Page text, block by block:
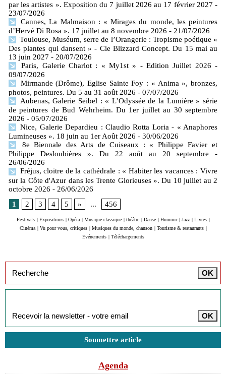
par les artistes ». Exposition du 7 juillet 2026 au 17 février 2027 -
23/07/2026
Cannes, La Malmaison : « Mirages du monde, les peintures
d’Hervé Di Rosa ». 17 juillet au 8 novembre 2026 - 21/07/2026
Toulouse, Muséum, serre de l’Orangerie : Tropisme poétique «
Des plantes qui dansent » - Cie Blizzard Concept. Du 15 mai au
13 juin 2027 - 20/07/2026
Paris, Galerie Charlot : « My1st » - Edition Juillet 2026 -
09/07/2026
Mirmande (Drôme), Eglise Sainte Foy : « Anima », bronzes,
photos, peintures. Du 5 au 31 août 2026 - 07/07/2026
Aubenas, Galerie Seibel : « L’Odyssée de la Lumière » série
de peintures de Bud Wehrheim. Du 1er juillet au 30 septembre
2026 - 05/07/2026
Nice, Galerie Depardieu : Claudio Rotta Loria - « Anaphores
Lumineuses ». 18 juin au 1er Août 2026 - 30/06/2026
8e Biennale des Arts de Cuiseaux : « Philippe Favier et
Philippe Desloubières ». Du 22 août au 20 septembre
-
26/06/2026
Fréjus, cloitre de la cathédrale : « Habiter les vacances : Vivre
sur la Côte d'Azur dans les Trente Glorieuses ». Du 10 juillet au 2
octobre 2026 - 26/06/2026
1
2 3 4 5 » ... 456
Festivals | Expositions | Opéra | Musique classique | théâtre | Danse | Humour | Jazz | Livres |
Cinéma | Vu pour vous, critiques | Musiques du monde, chanson | Tourisme & restaurants |
Evénements | Téléchargements
Soumettre article
Agenda